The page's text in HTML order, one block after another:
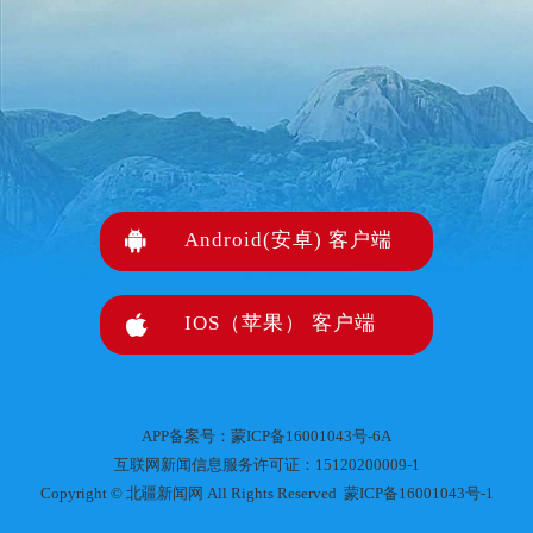
 Android(安卓) 客户端
 IOS（苹果） 客户端
APP备案号：蒙ICP备16001043号-6A
互联网新闻信息服务许可证：15120200009-1
Copyright © 北疆新闻网 All Rights Reserved 蒙ICP备16001043号-1